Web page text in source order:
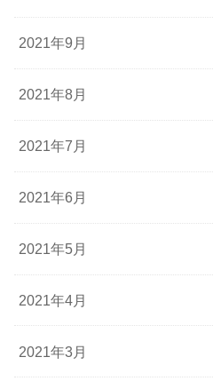
2021年9月
2021年8月
2021年7月
2021年6月
2021年5月
2021年4月
2021年3月